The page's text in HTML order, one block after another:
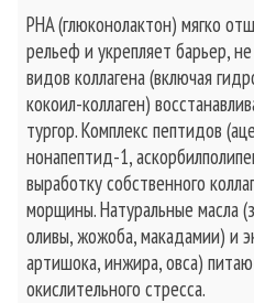
PHA (глюконолактон) мягко
рельеф и укрепляет барьер,
видов коллагена (включая
кокоил-коллаген)
тургор. Комплекс пептидов
нонапептид-1,
выработку собственного
морщины. Натуральные масла
оливы, жожоба, макадамии) и
артишока, инжира, овса)
окислительного стресса.